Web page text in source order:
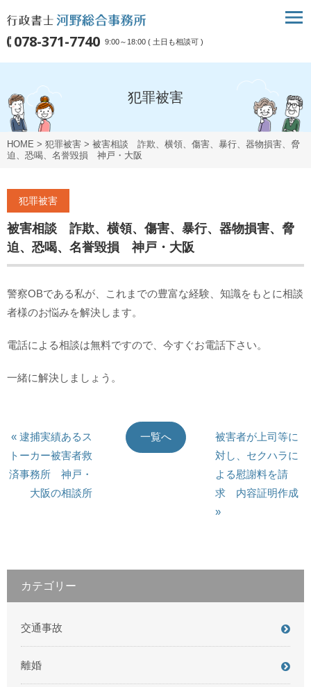
078-371-7740 9:00～18:00 ( 土日も相談可 )
犯罪被害
HOME > 犯罪被害 > 被害相談 詐欺、横領、傷害、暴行、器物損害、脅
迫、恐喝、名誉毀損 神戸・大阪
犯罪被害
被害相談 詐欺、横領、傷害、暴行、器物損害、脅
迫、恐喝、名誉毀損 神戸・大阪
警察OBである私が、これまでの豊富な経験、知識をもとに相談
者様のお悩みを解決します。
電話による相談は無料ですので、今すぐお電話下さい。
一緒に解決しましょう。
« 逮捕実績あるス
トーカー被害者救
済事務所 神戸・
大阪の相談所
一覧へ
被害者が上司等に
対し、セクハラに
よる慰謝料を請
求 内容証明作成
»
カテゴリー
交通事故
離婚